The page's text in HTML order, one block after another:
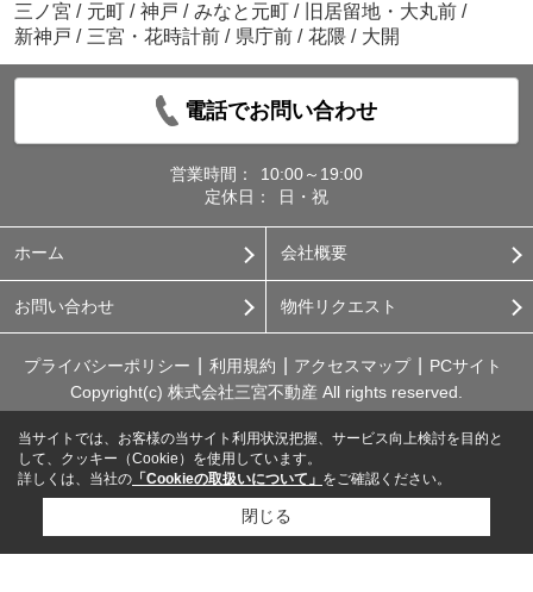
三ノ宮 / 元町 / 神戸 / みなと元町 / 旧居留地・大丸前 /
新神戸 / 三宮・花時計前 / 県庁前 / 花隈 / 大開
電話でお問い合わせ
営業時間：
10:00～19:00
定休日：
日・祝
ホーム 会社概要
お問い合わせ 物件リクエスト
プライバシーポリシー 利用規約 アクセスマップ
PCサイト
Copyright(c) 株式会社三宮不動産 All rights reserved.
当サイトでは、お客様の当サイト利用状況把握、サービス向上検討を目的と
して、クッキー（Cookie）を使用しています。
詳しくは、当社の 「Cookieの取扱いについて」 をご確認ください。
閉じる